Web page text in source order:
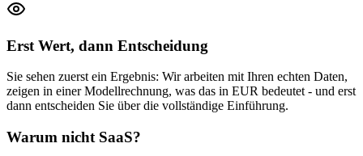
Erst Wert, dann Entscheidung
Sie sehen zuerst ein Ergebnis: Wir arbeiten mit Ihren echten Daten,
zeigen in einer Modellrechnung, was das in EUR bedeutet - und erst
dann entscheiden Sie über die vollständige Einführung.
Warum nicht SaaS?